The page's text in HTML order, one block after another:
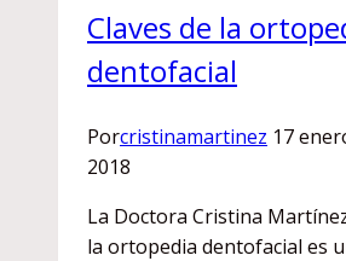
Claves de la
dentofacial
Porcristinamartinez 17
2018
La Doctora Cristina
la ortopedia dentofacial es